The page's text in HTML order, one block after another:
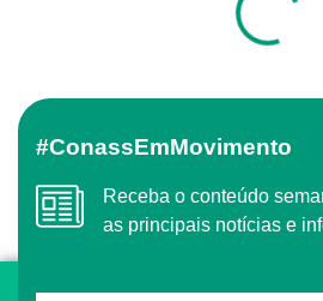
#ConassEmMovimento
Receba o conteúdo
as principais notícias e